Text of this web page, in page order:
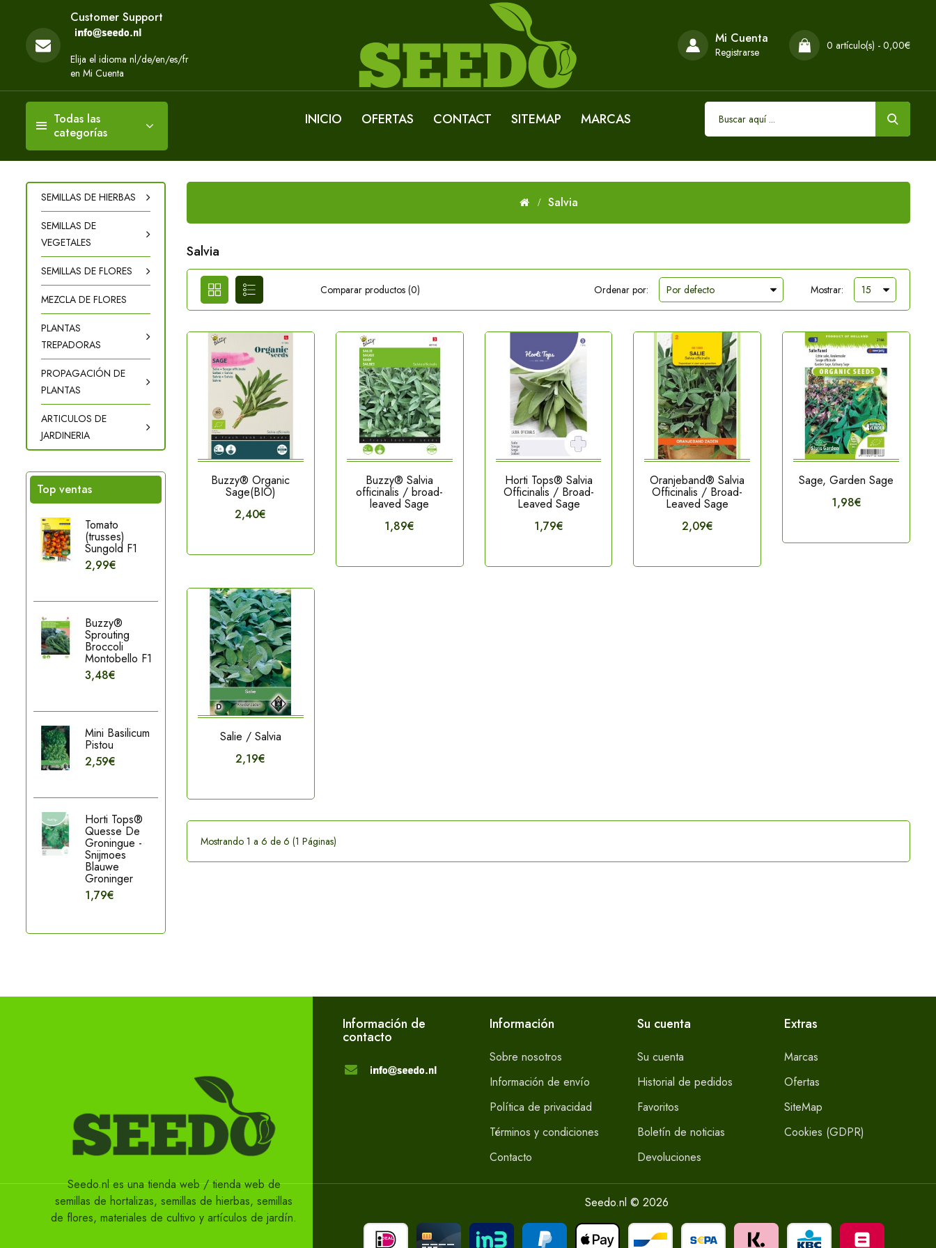
Customer Support
Elija el idioma nl/de/en/es/fr
en Mi Cuenta
Mi Cuenta
Registrarse 0 artículo(s) - 0,00€
Todas las
categorías
INICIO OFERTAS CONTACT SITEMAP MARCAS
SEMILLAS DE HIERBAS
SEMILLAS DE
VEGETALES
SEMILLAS DE FLORES
MEZCLA DE FLORES
PLANTAS
TREPADORAS
PROPAGACIÓN DE
PLANTAS
ARTICULOS DE
JARDINERIA
Top ventas
Tomato
(trusses)
Sungold F1
2,99€
Buzzy®
Sprouting
Broccoli
Montobello F1
3,48€
Mini Basilicum
Pistou
2,59€
Horti Tops®
Quesse De
Groningue -
Snijmoes
Blauwe
Groninger
1,79€
Salvia
Salvia
Comparar productos (0) Ordenar por: Mostrar:
Buzzy® Organic
Sage(BIO)
2,40€
Buzzy® Salvia
officinalis / broad-
leaved Sage
1,89€
Horti Tops® Salvia
Officinalis / Broad-
Leaved Sage
1,79€
Oranjeband® Salvia
Officinalis / Broad-
Leaved Sage
2,09€
Sage, Garden Sage
1,98€
Salie / Salvia
2,19€
Mostrando 1 a 6 de 6 (1 Páginas)
Seedo.nl es una tienda web / tienda web de
semillas de hortalizas, semillas de hierbas, semillas
de flores, materiales de cultivo y artículos de jardín.
Información de
contacto
Información
Sobre nosotros
Información de envío
Política de privacidad
Términos y condiciones
Contacto
Su cuenta
Su cuenta
Historial de pedidos
Favoritos
Boletín de noticias
Devoluciones
Extras
Marcas
Ofertas
SiteMap
Cookies (GDPR)
Seedo.nl © 2026